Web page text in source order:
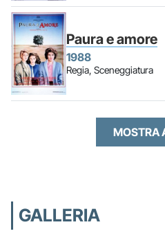
Paura e amore
1988
Regia, Sceneggiatura
MOSTRA
GALLERIA